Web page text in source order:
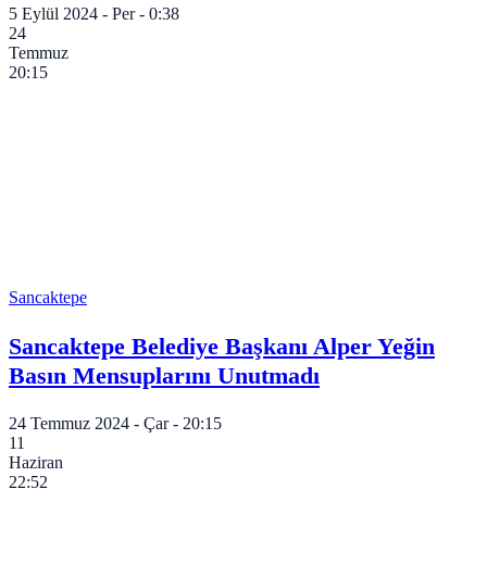
5 Eylül 2024 - Per - 0:38
24
Temmuz
20:15
Sancaktepe
Sancaktepe Belediye Başkanı Alper Yeğin
Basın Mensuplarını Unutmadı
24 Temmuz 2024 - Çar - 20:15
11
Haziran
22:52